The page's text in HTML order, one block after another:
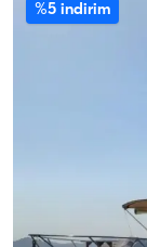
%5 indirim